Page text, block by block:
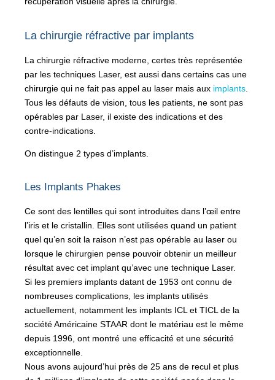
La chirurgie réfractive par implants
La chirurgie réfractive moderne, certes très représentée
par les techniques Laser, est aussi dans certains cas une
chirurgie qui ne fait pas appel au laser mais aux implants
Tous les défauts de vision, tous les patients, ne sont pas
opérables par Laser, il existe des indications et des
contre-indications.
On distingue 2 types d’implants.
Les Implants Phakes
Ce sont des lentilles qui sont introduites dans l’œil entre
l’iris et le cristallin. Elles sont utilisées quand un patient
quel qu’en soit la raison n’est pas opérable au laser ou
lorsque le chirurgien pense pouvoir obtenir un meilleur
résultat avec cet implant qu’avec une technique Laser.
Si les premiers implants datant de 1953 ont connu de
nombreuses complications, les implants utilisés
actuellement, notamment les implants ICL et TICL de la
société Américaine STAAR dont le matériau est le même
depuis 1996, ont montré une efficacité et une sécurité
exceptionnelle.
Nous avons aujourd’hui près de 25 ans de recul et plus